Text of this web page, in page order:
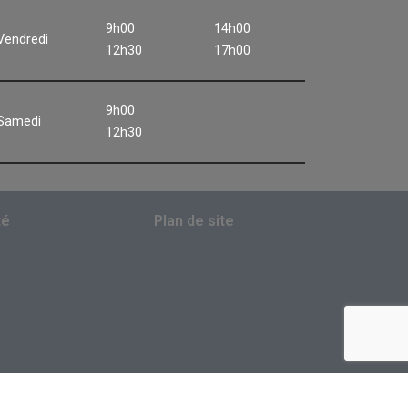
9h00
12h30
14h00
17h00
9h00
12h30
Plan de site